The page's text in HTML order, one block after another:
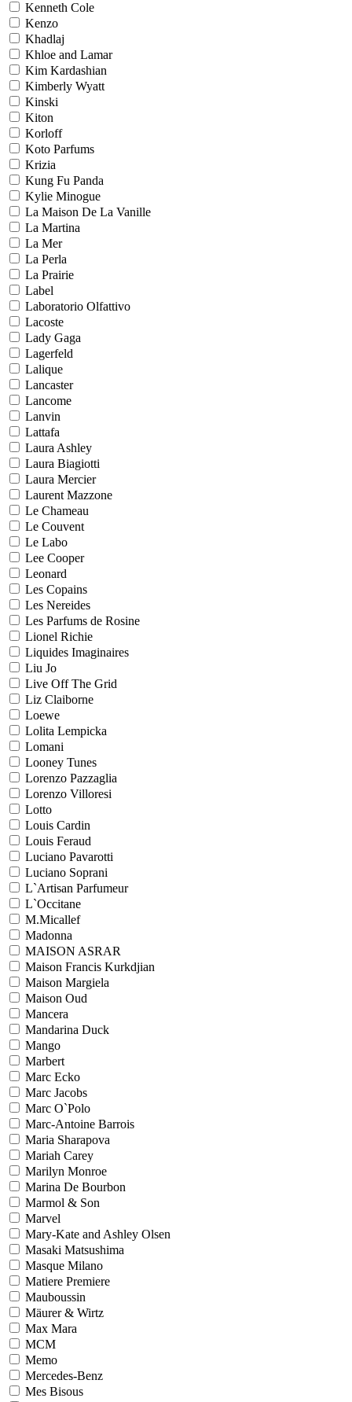
Kenneth Cole
Kenzo
Khadlaj
Khloe and Lamar
Kim Kardashian
Kimberly Wyatt
Kinski
Kiton
Korloff
Koto Parfums
Krizia
Kung Fu Panda
Kylie Minogue
La Maison De La Vanille
La Martina
La Mer
La Perla
La Prairie
Label
Laboratorio Olfattivo
Lacoste
Lady Gaga
Lagerfeld
Lalique
Lancaster
Lancome
Lanvin
Lattafa
Laura Ashley
Laura Biagiotti
Laura Mercier
Laurent Mazzone
Le Chameau
Le Couvent
Le Labo
Lee Cooper
Leonard
Les Copains
Les Nereides
Les Parfums de Rosine
Lionel Richie
Liquides Imaginaires
Liu Jo
Live Off The Grid
Liz Claiborne
Loewe
Lolita Lempicka
Lomani
Looney Tunes
Lorenzo Pazzaglia
Lorenzo Villoresi
Lotto
Louis Cardin
Louis Feraud
Luciano Pavarotti
Luciano Soprani
L`Artisan Parfumeur
L`Occitane
M.Micallef
Madonna
MAISON ASRAR
Maison Francis Kurkdjian
Maison Margiela
Maison Oud
Mancera
Mandarina Duck
Mango
Marbert
Marc Ecko
Marc Jacobs
Marc O`Polo
Marc-Antoine Barrois
Maria Sharapova
Mariah Carey
Marilyn Monroe
Marina De Bourbon
Marmol & Son
Marvel
Mary-Kate and Ashley Olsen
Masaki Matsushima
Masque Milano
Matiere Premiere
Mauboussin
Mäurer & Wirtz
Max Mara
MCM
Memo
Mercedes-Benz
Mes Bisous